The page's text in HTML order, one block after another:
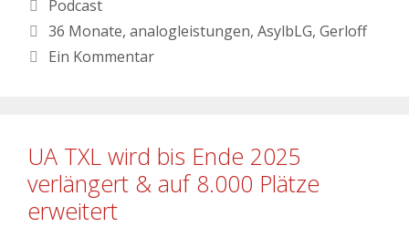
Podcast
36 Monate, analogleistungen, AsylbLG, Gerloff
Ein Kommentar
UA TXL wird bis Ende 2025
verlängert & auf 8.000 Plätze
erweitert